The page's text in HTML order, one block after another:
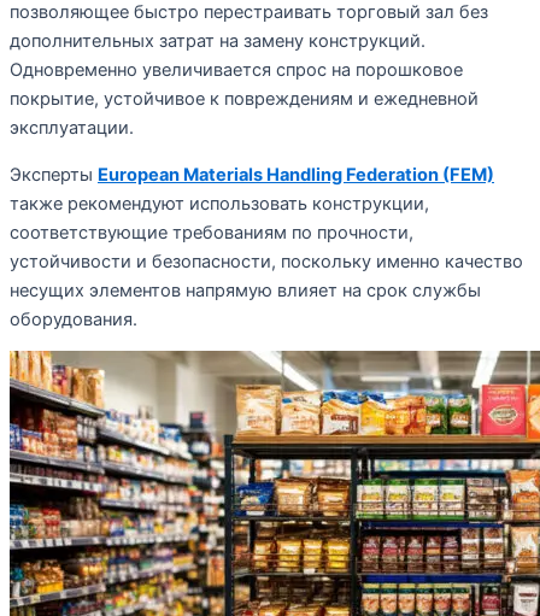
позволяющее быстро перестраивать торговый зал без
дополнительных затрат на замену конструкций.
Одновременно увеличивается спрос на порошковое
покрытие, устойчивое к повреждениям и ежедневной
эксплуатации.
Эксперты European Materials Handling Federation (FEM)
также рекомендуют использовать конструкции,
соответствующие требованиям по прочности,
устойчивости и безопасности, поскольку именно качество
несущих элементов напрямую влияет на срок службы
оборудования.